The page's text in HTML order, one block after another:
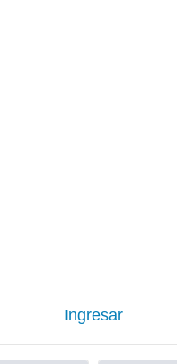
Ingresar